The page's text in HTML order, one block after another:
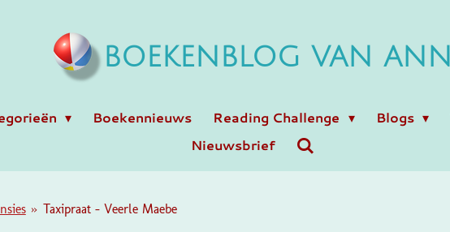
BOEKENBLOG VAN ANN
Boekennieuws Reading Challenge Blogs
Nieuwsbrief
» Taxipraat - Veerle Maebe